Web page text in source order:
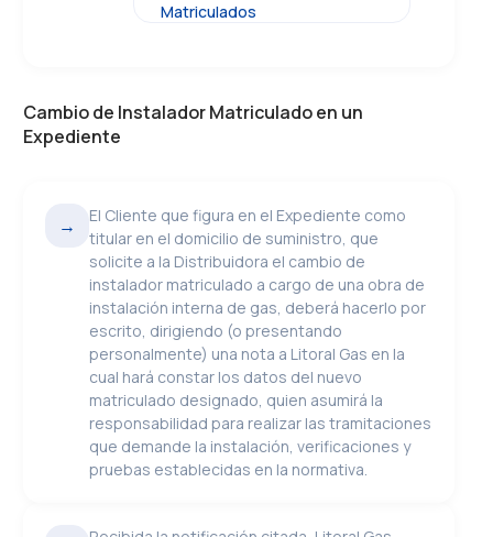
Matriculados
Cambio de Instalador Matriculado en un
Expediente
→
El Cliente que figura en el Expediente como
titular en el domicilio de suministro, que
solicite a la Distribuidora el cambio de
instalador matriculado a cargo de una obra de
instalación interna de gas, deberá hacerlo por
escrito, dirigiendo (o presentando
personalmente) una nota a Litoral Gas en la
cual hará constar los datos del nuevo
matriculado designado, quien asumirá la
responsabilidad para realizar las tramitaciones
que demande la instalación, verificaciones y
pruebas establecidas en la normativa.